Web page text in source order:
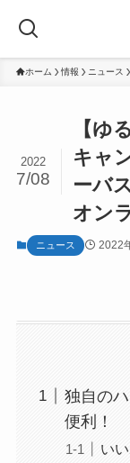
ホーム 情報 ニュース
【ゆ
キャ
ーバ
オン
2022
7/08
ニュース 2022
独自の
便利！
い